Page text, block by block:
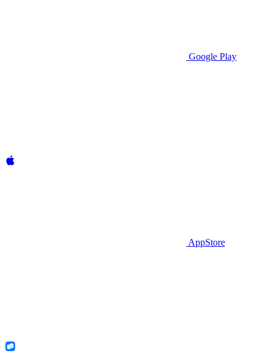
Google Play
AppStore